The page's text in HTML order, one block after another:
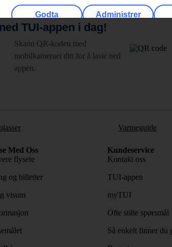
TUI-appen i dag!
Skann QR-koden med
mobilkameraet ditt for å laste ned
appen.
Varmeguide
Med Oss
flysete
og billetter
visum
Kundeservice
Kontakt oss
TUI-appen
myTUI
Ofte stilte spørsmål
Så enkelt finner du
Godta Administrer